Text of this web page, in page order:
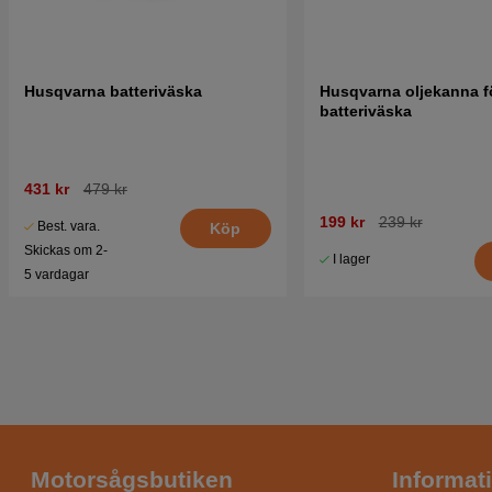
Husqvarna batteriväska
431 kr 479 kr
Best. vara.
Skickas om 2-
5 vardagar
Köp
Husqvarna oljekanna
batteriväska
199 kr 239 kr
I lager
Motorsågsbutiken